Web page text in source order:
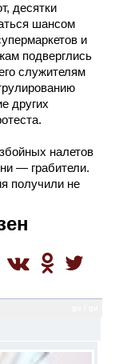
десятки
шансом
и
подверглись
служителям
других
налетов
— грабители.
получили не